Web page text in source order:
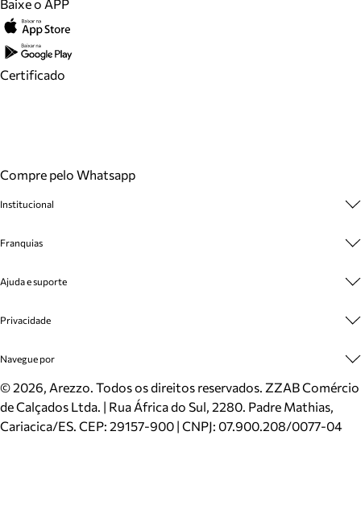
Baixe o APP
Certificado
Compre pelo Whatsapp
Institucional
Cashback
Venda Corporativa
Mapa do Site
Inverno
Mundo Arezzo
Franquias
Plano de Negócio
Ajuda e suporte
Cadastro
Meus Pedidos
Trocas e Devoluções
Cartão Presente
Localizador de lojas
Privacidade
Politica e Privacidade
Navegue por
Sapatos
Bolsas
Scarpins
©2026, Arezzo. Todos os direitos reservados. ZZAB Comércio
de Calçados Ltda. | Rua África do Sul, 2280. Padre Mathias,
Cariacica/ES. CEP: 29157-900 | CNPJ: 07.900.208/0077-04